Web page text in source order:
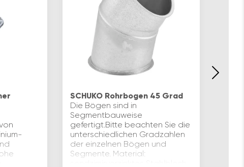
SCHUKO Rohrbogen 45 Grad
Die Bögen sind in
Segmentbauweise
gefertigt.Bitte beachten Sie die
unterschiedlichen Gradzahlen
der einzelnen Bögen und
Segmente. Material: